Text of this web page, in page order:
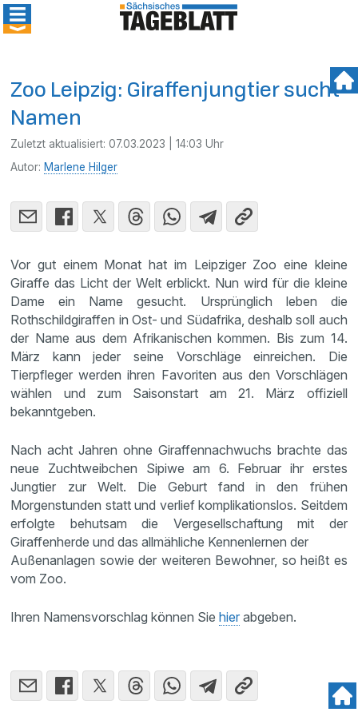
Zoo Leipzig: Giraffenjungtier sucht
Namen
Zuletzt aktualisiert:07.03.2023 | 14:03 Uhr
Autor: Marlene Hilger
Vor gut einem Monat hat im Leipziger Zoo eine kleine
Giraffe das Licht der Welt erblickt. Nun wird für die kleine
Dame ein Name gesucht. Ursprünglich leben die
Rothschildgiraffen in Ost- und Südafrika, deshalb soll auch
der Name aus dem Afrikanischen kommen. Bis zum 14.
März kann jeder seine Vorschläge einreichen. Die
Tierpfleger werden ihren Favoriten aus den Vorschlägen
wählen und zum Saisonstart am 21. März offiziell
bekanntgeben.
Nach acht Jahren ohne Giraffennachwuchs brachte das
neue Zuchtweibchen Sipiwe am 6. Februar ihr erstes
Jungtier zur Welt. Die Geburt fand in den frühen
Morgenstunden statt und verlief komplikationslos. Seitdem
erfolgte behutsam die Vergesellschaftung mit der
Giraffenherde und das allmähliche Kennenlernen der
Außenanlagen sowie der weiteren Bewohner, so heißt es
vom Zoo.
Ihren Namensvorschlag können Siehier abgeben.